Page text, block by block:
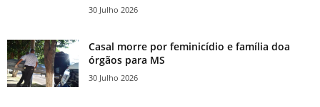
30 Julho 2026
Casal morre por feminicídio e família doa
órgãos para MS
30 Julho 2026